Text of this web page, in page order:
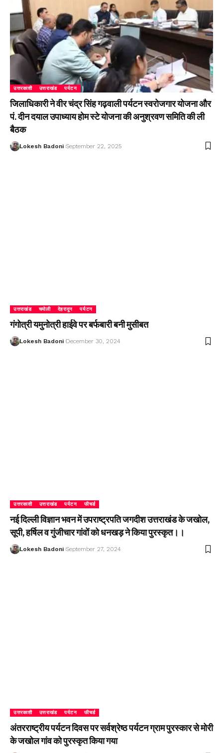
उत्तरकाशी उत्तराखंड पर्यटन
जिलाधिकारी ने वीर चंद्र सिंह गढ़वाली पर्यटन स्वरोजगार योजना और
पं. दीन दयाल उपाध्याय होम स्टे योजना की अनुश्रवण समिति की ली
बैठक
Lokesh Badoni September 22, 2025
उत्तराखंड चमोली देहरादून पर्यटन
गंगोत्री यमुनोत्री हाईवे पर बर्फबारी बनी मुसीबत
Lokesh Badoni December 30, 2024
उत्तरकाशी उत्तराखंड पर्यटन फीचर्ड
नई दिल्ली विज्ञान भवन में उपराष्ट्रपति जगदीश उत्तराखंड के जखोल,
सूपी, हर्षिल व गुंजीचार गांवों को धनखड़ ने किया पुरस्कृत।।
Lokesh Badoni September 27, 2024
उत्तरकाशी उत्तराखंड पर्यटन फीचर्ड
अंतरराष्ट्रीय पर्यटन दिवस पर सर्वश्रेष्ठ पर्यटन ग्राम पुरस्कार से मोरी
के जखोल गांव को पुरस्कृत किया गया